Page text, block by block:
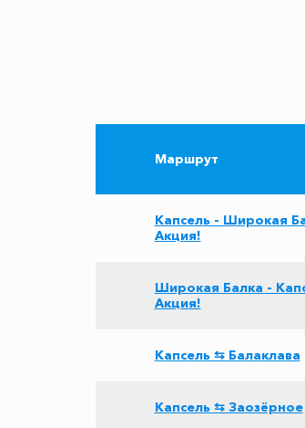
Маршрут
Капсель - Широкая
Акция!
Широкая Балка -
Акция!
Капсель ⇆ Балаклава
Капсель ⇆ Заозёрное